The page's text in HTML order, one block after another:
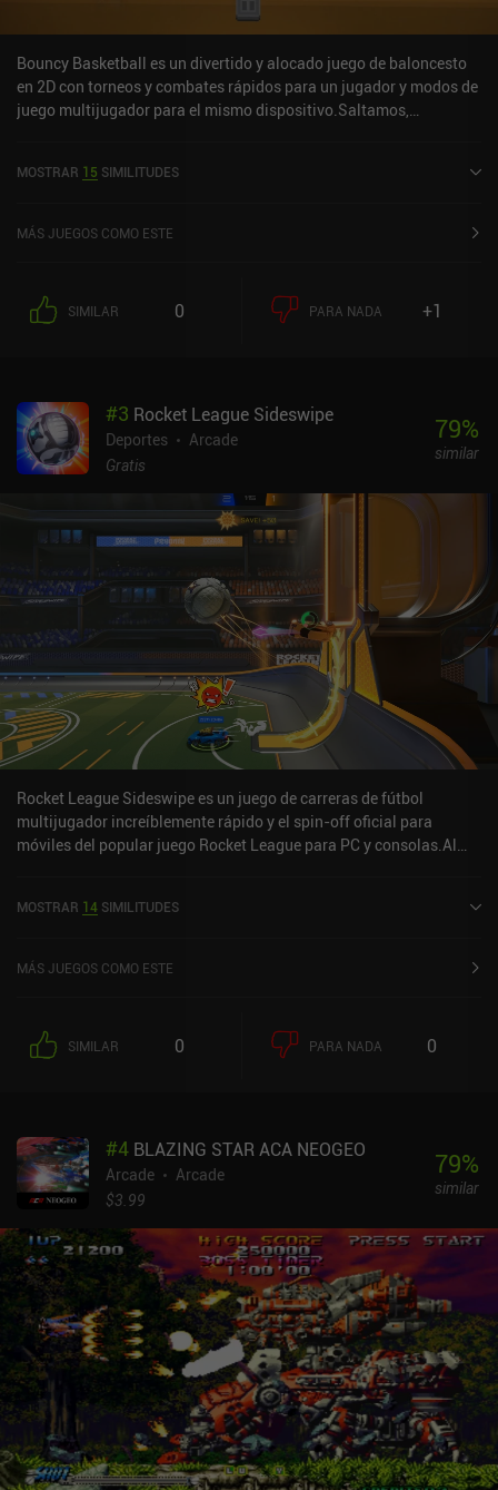
Bouncy Basketball es un divertido y alocado juego de baloncesto
en 2D con torneos y combates rápidos para un jugador y modos de
juego multijugador para el mismo dispositivo.Saltamos,
realizar mates épicos y robar balones. De hecho, hay un techo de
juego casual.La monetización se produce a través de anuncios de
MOSTRAR 15 SIMILITUDES
MÁS JUEGOS COMO ESTE
SIMILAR 0 PARA NADA +1
#3 Rocket League Sideswipe
Deportes
Arcade
Gratis
79%
similar
Rocket League Sideswipe es un juego de carreras de fútbol
multijugador increíblemente rápido y el spin-off oficial para
móviles del popular juego Rocket League para PC y consolas.Al
volando por el mapa con nuestros vehículos propulsados a chorro.
Ahead! Sports hace unos años, y la verdad es que funciona.A
perfectamente adaptado al móvil, un enfoque que personalmente
creo que funciona mejor que si Psyonix hubiera intentado adaptar
adictivamente divertido el juego original. El juego cuenta con tres
arenas, modos de juego offline personalizables contra bots, y
partidas clasificatorias multijugador en tiempo real que incluyen
través de un pase de batalla gratuito para desbloquear nuevos
cosméticos.Con un joystick en el lado izquierdo y dos botones en
el lado derecho para saltar e impulsarse, es fácil acostumbrarse a
los controles. Sin embargo, se necesitan innumerables horas de
práctica para dominarlos, lo cual es parte de lo que convierte al
juego en una gran experiencia competitiva.Los gráficos son muy
cuidados, con un montón de personalizaciones puramente
cosméticas para nuestro vehículo, como sombreros estrafalarios,
ruedas, efectos de explosión de gol y mucho más. Los partidos
también se cargan impresionantemente rápido y la navegación por
los menús es ágil y sensible. El principal inconveniente es que, en
MOSTRAR 14 SIMILITUDES
MÁS JUEGOS COMO ESTE
SIMILAR 0 PARA NADA 0
#4 BLAZING STAR ACA NEOGEO
Arcade
Arcade
$3.99
79%
similar